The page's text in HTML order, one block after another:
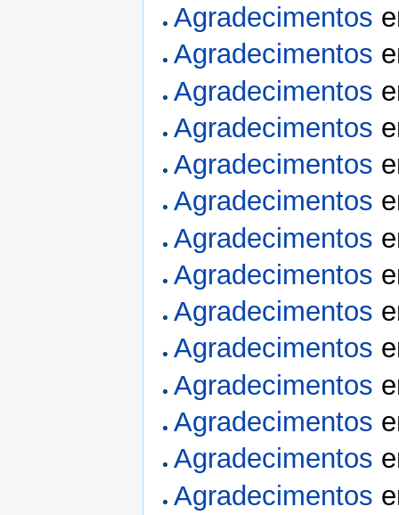
Agradecimentos
Agradecimentos
Agradecimentos
Agradecimentos
Agradecimentos
Agradecimentos
Agradecimentos
Agradecimentos
Agradecimentos
Agradecimentos
Agradecimentos
Agradecimentos
Agradecimentos
Agradecimentos